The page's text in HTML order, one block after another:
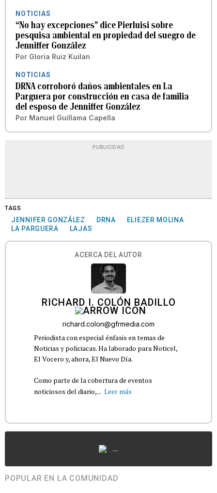
NOTICIAS
“No hay excepciones” dice Pierluisi sobre
pesquisa ambiental en propiedad del suegro de
Jenniffer González
Por Gloria Ruiz Kuilan
NOTICIAS
DRNA corroboró daños ambientales en La
Parguera por construcción en casa de familia
del esposo de Jenniffer González
Por Manuel Guillama Capella
PUBLICIDAD
TAGS
JENNIFER GONZÁLEZ DRNA
ELIEZER MOLINA
LA PARGUERA
LAJAS
ACERCA DEL AUTOR
RICHARD I. COLÓN BADILLO
richard.colon@gfrmedia.com
Periodista con especial énfasis en temas de
Noticias y policiacas. Ha laborado para Noticel,
El Vocero y, ahora, El Nuevo Día.
Como parte de la cobertura de eventos
noticiosos del diario,... Leer más
...
POPULAR EN LA COMUNIDAD